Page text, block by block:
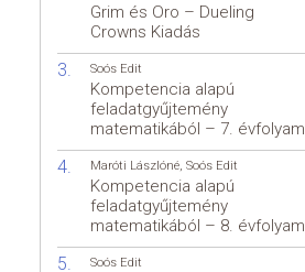
Grim és Oro – Dueling
Crowns Kiadás
Soós Edit
Kompetencia alapú
feladatgyűjtemény
matematikából – 7. évfolyam
Maróti Lászlóné, Soós Edit
Kompetencia alapú
feladatgyűjtemény
matematikából – 8. évfolyam
Soós Edit